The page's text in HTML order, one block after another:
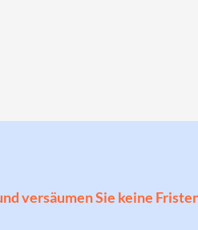
versäumen Sie keine